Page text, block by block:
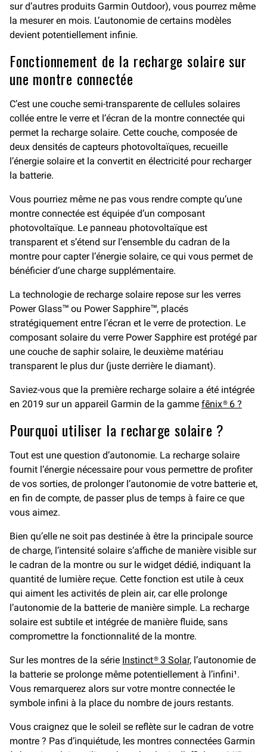
sur d’autres produits Garmin Outdoor), vous pourrez même
la mesurer en mois. L’autonomie de certains modèles
devient potentiellement infinie.
Fonctionnement de la recharge solaire sur
une montre connectée
C’est une couche semi-transparente de cellules solaires
collée entre le verre et l’écran de la montre connectée qui
permet la recharge solaire. Cette couche, composée de
deux densités de capteurs photovoltaïques, recueille
l’énergie solaire et la convertit en électricité pour recharger
la batterie.
Vous pourriez même ne pas vous rendre compte qu’une
montre connectée est équipée d’un composant
photovoltaïque. Le panneau photovoltaïque est
transparent et s’étend sur l’ensemble du cadran de la
montre pour capter l’énergie solaire, ce qui vous permet de
bénéficier d’une charge supplémentaire.
La technologie de recharge solaire repose sur les verres
Power Glass™ ou Power Sapphire™, placés
stratégiquement entre l’écran et le verre de protection. Le
composant solaire du verre Power Sapphire est protégé par
une couche de saphir solaire, le deuxième matériau
transparent le plus dur (juste derrière le diamant).
Saviez-vous que la première recharge solaire a été intégrée
en 2019 sur un appareil Garmin de la gamme fēnix® 6 ?
Pourquoi utiliser la recharge solaire ?
Tout est une question d’autonomie. La recharge solaire
fournit l’énergie nécessaire pour vous permettre de profiter
de vos sorties, de prolonger l’autonomie de votre batterie et,
en fin de compte, de passer plus de temps à faire ce que
vous aimez.
Bien qu’elle ne soit pas destinée à être la principale source
de charge, l’intensité solaire s’affiche de manière visible sur
le cadran de la montre ou sur le widget dédié, indiquant la
quantité de lumière reçue. Cette fonction est utile à ceux
qui aiment les activités de plein air, car elle prolonge
l’autonomie de la batterie de manière simple. La recharge
solaire est subtile et intégrée de manière fluide, sans
compromettre la fonctionnalité de la montre.
Sur les montres de la série Instinct® 3 Solar, l’autonomie de
la batterie se prolonge même potentiellement à l’infini¹.
Vous remarquerez alors sur votre montre connectée le
symbole infini à la place du nombre de jours restants.
Vous craignez que le soleil se reflète sur le cadran de votre
montre ? Pas d’inquiétude, les montres connectées Garmin